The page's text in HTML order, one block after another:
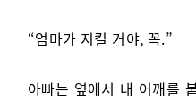
“엄마가 지킬 거야, 꼭.”
아빠는 옆에서 내 어깨를